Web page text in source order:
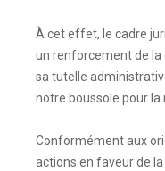
À cet effet, le cadre
un renforcement de la
sa tutelle
notre boussole pour la
Conformément aux
actions en faveur de